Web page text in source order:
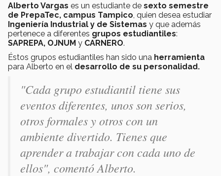
Alberto Vargas es un estudiante de sexto semestre
de PrepaTec, campus Tampico , quien desea estudiar
Ingeniería Industrial y de Sistemas y que además
pertenece a diferentes grupos estudiantiles:
SAPREPA, OJNUM y CARNERO.
Éstos grupos estudiantiles han sido una herramienta
para Alberto en el desarrollo de su personalidad.
"Cada grupo estudiantil tiene sus
eventos diferentes, unos son serios,
otros formales y otros con un
ambiente divertido. Tienes que
aprender a trabajar con cada uno de
ellos", comentó Alberto.